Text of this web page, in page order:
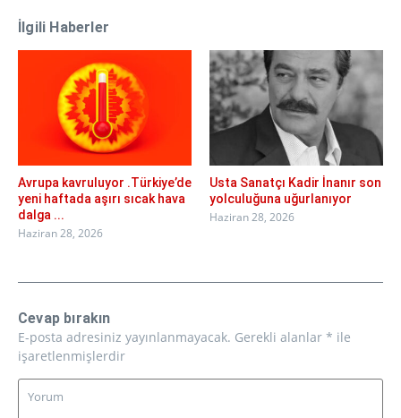
İlgili Haberler
Avrupa kavruluyor .Türkiye’de
yeni haftada aşırı sıcak hava
dalga ...
Haziran 28, 2026
Usta Sanatçı Kadir İnanır son
yolculuğuna uğurlanıyor
Haziran 28, 2026
Cevap bırakın
E-posta adresiniz yayınlanmayacak. Gerekli alanlar * ile
işaretlenmişlerdir